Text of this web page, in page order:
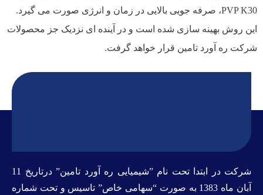
PVP K30، صرفه جویی بالایی در زمان و انرژی صورت می گیرد.
این روش بهینه سازی شده است و در آینده ای نزدیک جز محصولات
شرکت ره آورد تامین قرار خواهد گرفت.
شرکت در ابتدا تحت نام ”شیمیایی ره آورد تامين” درتاريخ 11
آبان ماه 1383 به صورت “سهامی خاص” تاسيس و تحت شماره